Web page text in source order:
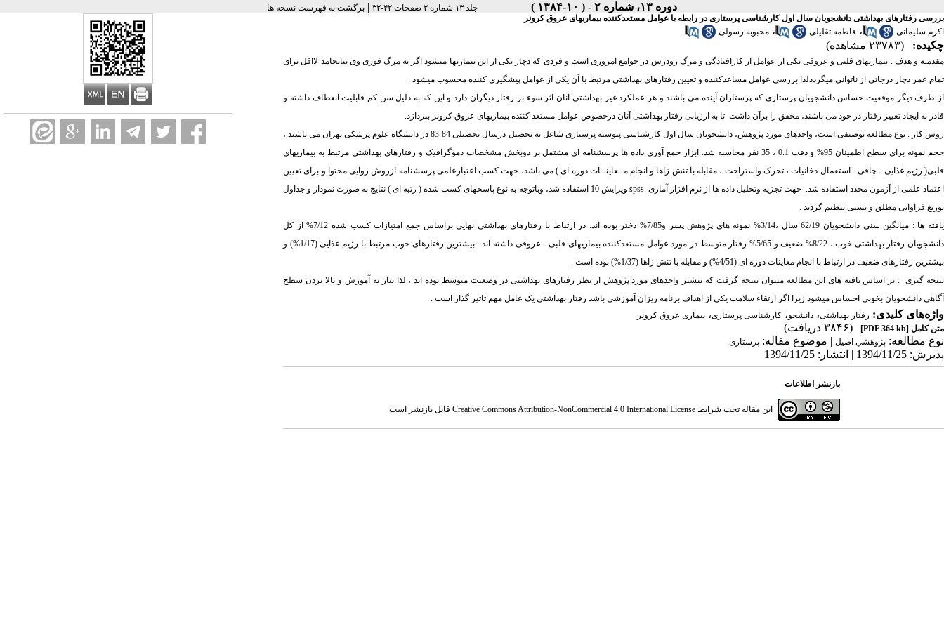
دوره ۱۳، شماره ۲ - ( ۱۰-۱۳۸۴ ) جلد ۱۳ شماره ۲ صفحات ۴۲-۳۲ | برگشت به فهرست نسخه ها
بررسی رفتارهای بهداشتی دانشجویان سال اول کارشناسی پرستاری در رابطه با عوامل مستعدکننده بیماریهای عروق کرونر
اکرم سلیمانی
، فاطمه تقلیلی ، محبوبه رسولی
چکیده: (۲۳۷۸۳ مشاهده)
مقدمـه و هدف : بیماریهای قلبی و عروقی یکی از عوامل از کارافتادگی و مرگ زودرس در جوامع امروزی است و فردی که دچار یکی از این بیماریها میشود اگر به مرگ فوری وی نیانجامد لااقل برای
تمام عمر دچار درجاتی از ناتوانی میگرددلذا بررسی عوامل مساعدکننده و تعیین رفتارهای بهداشتی مرتبط با آن یکی از عوامل پیشگیری کننده محسوب میشود .
از طرف دیگر موقعیت حساس دانشجویان پرستاری که پرستاران آینده می باشند و هر عملکرد غیر بهداشتی آنان اثر سوء بر رفتار دیگران دارد و این که به دلیل سن کم قابلیت انعطاف داشته و
قادر به ایجاد تغییر رفتار در خود می باشند، محقق را برآن داشت تا به ارزیابی رفتار بهداشتی آنان درخصوص عوامل مستعد کننده بیماریهای عروق کرونر بپردازد.
روش کار : نوع
مطالعه توصیفی است، واحدهای مورد پژوهش، دانشجویان سال اول کارشناسی پیوسته پرستاری شاغل به تحصیل درسال تحصیلی 84-83 در دانشگاه علوم پزشکی تهران می باشند ،
حجم نمونه برای سطح اطمینان 95% و دقت 0.1 ‏، 35 نفر محاسبه شد. ابزار جمع آوری داده ها پرسشنامه ای مشتمل بر دوبخش مشخصات دموگرافیک و رفتارهای بهداشتی مرتبط به بیماریهای
قلبی( رژیم غذایی ـ چاقی ـ استعمال دخانیات ، تحرک واستراحت ، مقابله با تنش زاها و انجام مــعاینــات دوره ای ) می باشد، جهت کسب اعتبارعلمی پرسشنامه ازروش روایی محتوا و برای تعیین
اعتماد علمی از آزمون مجدد استفاده شد. جهت تجزیه وتحلیل داده ها از نرم افزار آماری spss
ویرایش 10 استفاده شد، وباتوجه به نوع پاسخهای کسب شده ( رتبه ای ) نتایج به صورت نمودار و جداول
توزیع فراوانی مطلق و نسبی تنظیم گردید .
یافته ها :
میانگین سنی دانشجویان 62/19 سال ،3/14% نمونه های پژوهش پسر و7/85% دختر بوده اند. در ارتباط با رفتارهای بهداشتی نهایی براساس جمع امتیازات کسب شده 7/12% از کل
دانشجویان رفتار بهداشتی خوب ، 8/22% ضعیف و 5/65% رفتار متوسط در مورد عوامل مستعدکننده بیماریهای قلبی ـ عروقی داشته اند . بیشترین رفتارهای خوب مرتبط با رژیم غذایی (1/17%) و
بیشترین رفتارهای ضعیف در ارتباط با انجام معاینات دوره ای (4/51%) و مقابله با تنش زاها (1/37%) بوده است .
نتیجه گیری : بر اساس یافته های این مطالعه میتوان نتیجه گرفت که بیشتر واحدهای مورد پژوهش از نظر رفتارهای بهداشتی در وضعیت متوسط بوده اند ، لذا نیاز به آموزش و بالا بردن سطح
آگاهی دانشجویان بخوبی احساس میشود زیرا اگر ارتقاء سلامت یکی از اهداف برنامه ریزان آموزشی باشد رفتار بهداشتی یک عامل مهم تاثیر گذار است .
واژه‌های کلیدی: رفتار بهداشتی، دانشجو، کارشناسی پرستاری، بیماری عروق کرونر
متن کامل [PDF 364 kb]
(۳۸۴۶ دریافت)
نوع مطالعه: پژوهشي اصیل | موضوع مقاله: پرستاری
پذیرش: 1394/11/25 | انتشار: 1394/11/25
بازنشر اطلاعات
این مقاله تحت شرایط Creative Commons Attribution-NonCommercial 4.0 International Licenseقابل بازنشر است.